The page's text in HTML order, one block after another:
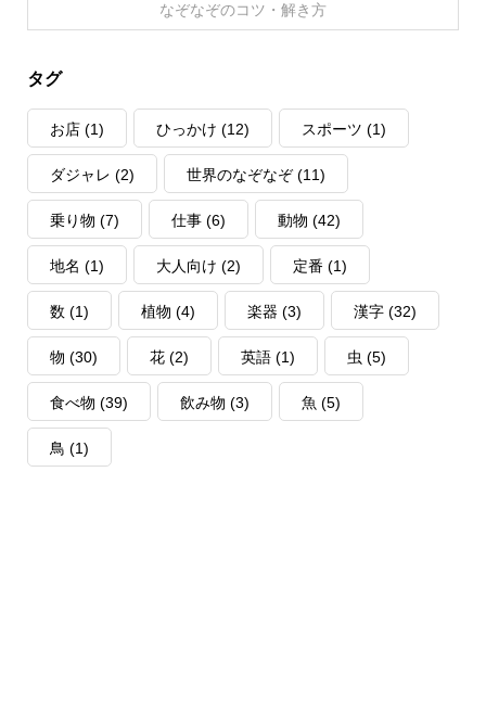
なぞなぞのコツ・解き方
タグ
お店(1) ひっかけ (12) スポーツ (1)
ダジャレ (2) 世界のなぞなぞ(11)
乗り物 (7) 仕事(6) 動物 (42)
地名 (1) 大人向け (2) 定番 (1)
数 (1) 植物 (4) 楽器 (3) 漢字(32)
物 (30) 花(2) 英語(1) 虫 (5)
食べ物 (39) 飲み物 (3) 魚 (5)
鳥 (1)